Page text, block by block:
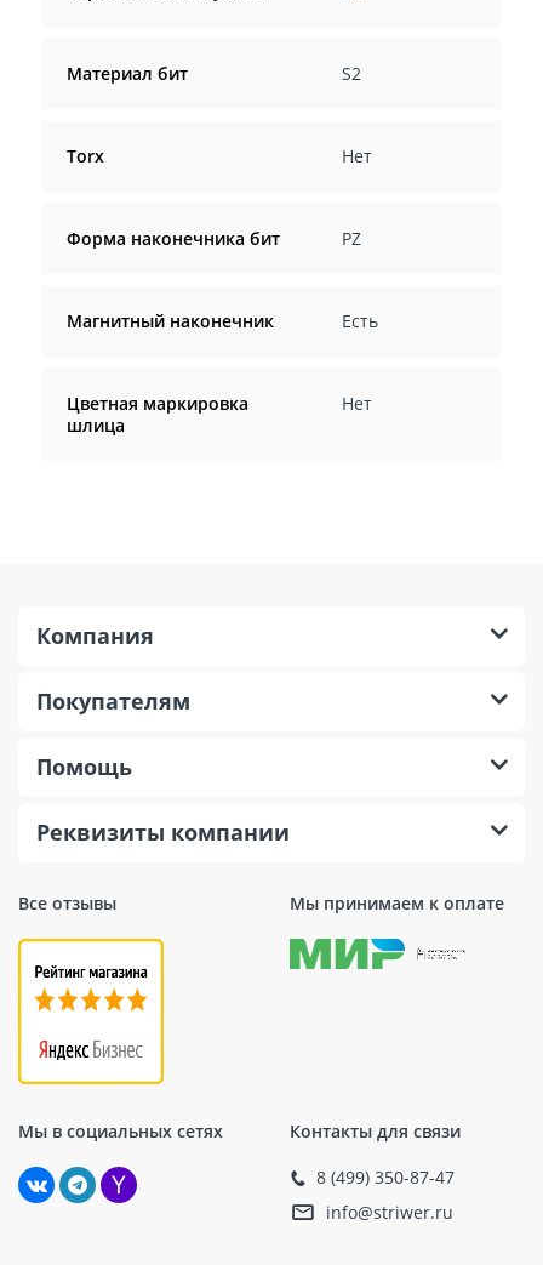
Материал бит S2
Torx Нет
Форма наконечника бит PZ
Магнитный наконечник Есть
Цветная маркировка
шлица
Нет
Все отзывы Мы принимаем к оплате
Мы в социальных сетях Контакты для связи
8 (499) 350-87-47
info@striwer.ru
Компания
Покупателям
Помощь
Реквизиты компании